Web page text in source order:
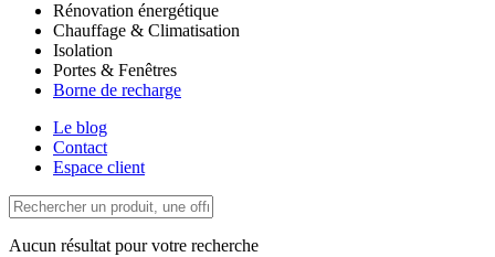
Rénovation énergétique
Chauffage & Climatisation
Isolation
Portes & Fenêtres
Borne de recharge
Le blog
Contact
Espace client
Aucun résultat pour votre recherche